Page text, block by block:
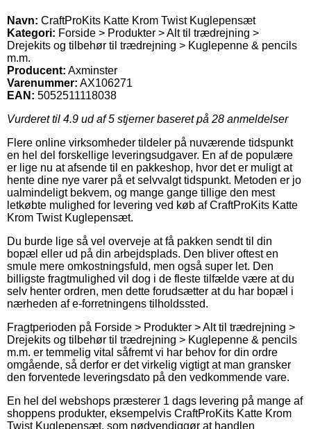
Navn: CraftProKits Katte Krom Twist Kuglepensæt
Kategori: Forside > Produkter > Alt til trædrejning >
Drejekits og tilbehør til trædrejning > Kuglepenne & pencils
m.m.
Producent: Axminster
Varenummer: AX106271
EAN: 5052511118038
Vurderet til 4.9 ud af 5 stjerner baseret på 28 anmeldelser
Flere online virksomheder tildeler på nuværende tidspunkt
en hel del forskellige leveringsudgaver. En af de populære
er lige nu at afsende til en pakkeshop, hvor det er muligt at
hente dine nye varer på et selvvalgt tidspunkt. Metoden er jo
ualmindeligt bekvem, og mange gange tillige den mest
letkøbte mulighed for levering ved køb af CraftProKits Katte
Krom Twist Kuglepensæt.
Du burde lige så vel overveje at få pakken sendt til din
bopæl eller ud på din arbejdsplads. Den bliver oftest en
smule mere omkostningsfuld, men også super let. Den
billigste fragtmulighed vil dog i de fleste tilfælde være at du
selv henter ordren, men dette forudsætter at du har bopæl i
nærheden af e-forretningens tilholdssted.
Fragtperioden på Forside > Produkter > Alt til trædrejning >
Drejekits og tilbehør til trædrejning > Kuglepenne & pencils
m.m. er temmelig vital såfremt vi har behov for din ordre
omgående, så derfor er det virkelig vigtigt at man gransker
den forventede leveringsdato på den vedkommende vare.
En hel del webshops præsterer 1 dags levering på mange af
shoppens produkter, eksempelvis CraftProKits Katte Krom
Twist Kuglepensæt, som nødvendiggør at handlen